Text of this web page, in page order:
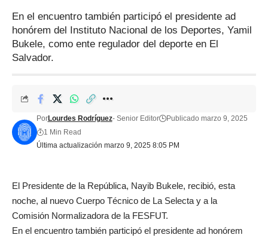
En el encuentro también participó el presidente ad
honórem del Instituto Nacional de los Deportes, Yamil
Bukele, como ente regulador del deporte en El
Salvador.
Última actualización marzo 9, 2025 8:05 PM
PorLourdes Rodríguez- Senior Editor
Publicado marzo 9, 2025
1 Min Read
El Presidente de la República, Nayib Bukele, recibió, esta
noche, al nuevo Cuerpo Técnico de La Selecta y a la
Comisión Normalizadora de la FESFUT.
En el encuentro también participó el presidente ad honórem